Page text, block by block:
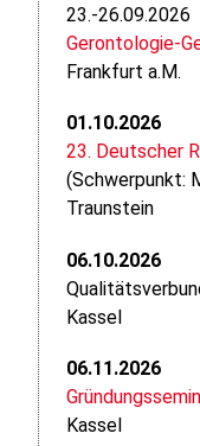
23.-26.09.2026
Gerontologie-
Frankfurt a.M.
01.10.2026
23. Deutscher
(Schwerpunkt:
Traunstein
06.10.2026
Kassel
06.11.2026
Kassel